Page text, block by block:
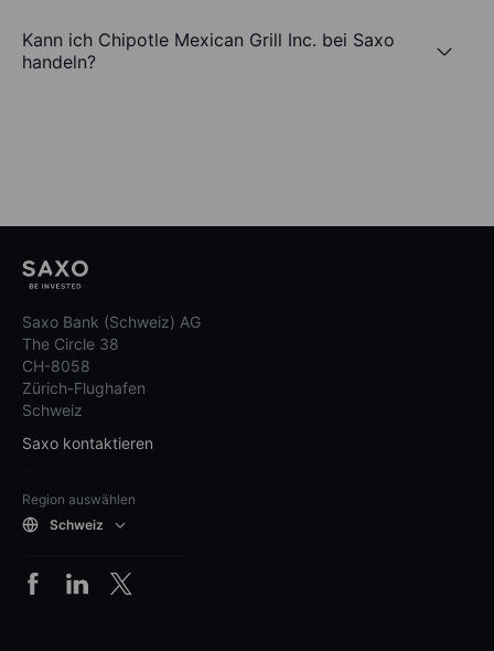
Kann ich Chipotle Mexican Grill Inc. bei Saxo
handeln?
Saxo Bank (Schweiz) AG
The Circle 38
CH-8058
Zürich-Flughafen
Schweiz
Saxo kontaktieren
Region auswählen
Schweiz